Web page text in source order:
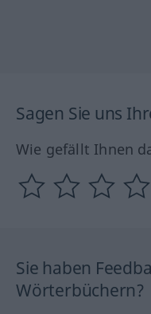
Sagen Sie uns
Wie gefällt Ihnen
Sie haben
Wörterbüchern?